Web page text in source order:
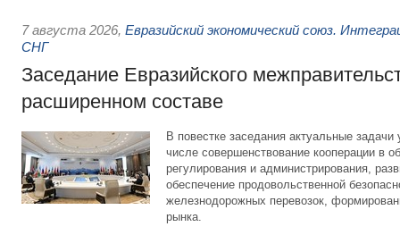
7 августа 2026, Евразийский экономический союз.
СНГ
Заседание Евразийского
расширенном составе
В повестке заседания актуальные задачи
числе совершенствование кооперации в
регулирования и администрирования,
обеспечение продовольственной
железнодорожных перевозок,
рынка.